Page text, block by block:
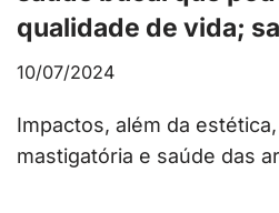
qualidade de vida;
10/07/2024
Impactos, além da
mastigatória e saúde das